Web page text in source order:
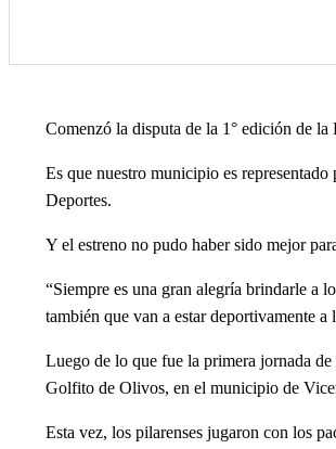
Comenzó la disputa de la 1° edición de
Es que nuestro municipio es
Deportes.
Y el estreno no pudo haber sido mejor
“Siempre es una gran alegría brindarle a
también que van a estar deportivamente
Luego de lo que fue la primera jornada
Golfito de Olivos, en el municipio de
Esta vez, los pilarenses jugaron con los